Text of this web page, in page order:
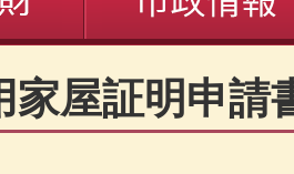
家屋証明申請